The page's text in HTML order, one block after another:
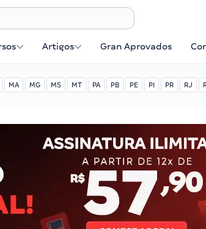
Artigos Gran Aprovados
MA MG MS MT PA PB PE PI PR RJ